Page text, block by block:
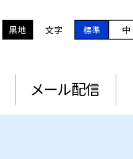
黒地 文字 標準 中
メール配信